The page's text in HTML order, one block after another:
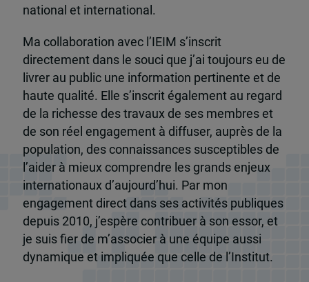
national et international.
Ma collaboration avec l’IEIM s’inscrit
directement dans le souci que j’ai toujours eu de
livrer au public une information pertinente et de
haute qualité. Elle s’inscrit également au regard
de la richesse des travaux de ses membres et
de son réel engagement à diffuser, auprès de la
population, des connaissances susceptibles de
l’aider à mieux comprendre les grands enjeux
internationaux d’aujourd’hui. Par mon
engagement direct dans ses activités publiques
depuis 2010, j’espère contribuer à son essor, et
je suis fier de m’associer à une équipe aussi
dynamique et impliquée que celle de l’Institut.